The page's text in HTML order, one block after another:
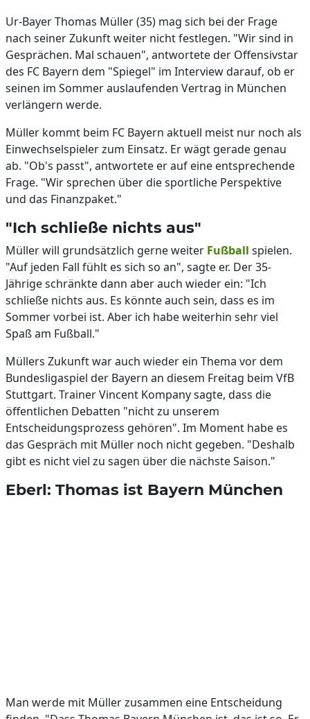
Ur-Bayer Thomas Müller (35) mag sich bei der Frage
nach seiner Zukunft weiter nicht festlegen. "Wir sind in
Gesprächen. Mal schauen", antwortete der Offensivstar
des FC Bayern dem "Spiegel" im Interview darauf, ob er
seinen im Sommer auslaufenden Vertrag in München
verlängern werde.
Müller kommt beim FC Bayern aktuell meist nur noch als
Einwechselspieler zum Einsatz. Er wägt gerade genau
ab. "Ob's passt", antwortete er auf eine entsprechende
Frage. "Wir sprechen über die sportliche Perspektive
und das Finanzpaket."
"Ich schließe nichts aus"
Müller will grundsätzlich gerne weiter Fußball spielen.
"Auf jeden Fall fühlt es sich so an", sagte er. Der 35-
Jährige schränkte dann aber auch wieder ein: "Ich
schließe nichts aus. Es könnte auch sein, dass es im
Sommer vorbei ist. Aber ich habe weiterhin sehr viel
Spaß am Fußball."
Müllers Zukunft war auch wieder ein Thema vor dem
Bundesligaspiel der Bayern an diesem Freitag beim VfB
Stuttgart. Trainer Vincent Kompany sagte, dass die
öffentlichen Debatten "nicht zu unserem
Entscheidungsprozess gehören". Im Moment habe es
das Gespräch mit Müller noch nicht gegeben. "Deshalb
gibt es nicht viel zu sagen über die nächste Saison."
Eberl: Thomas ist Bayern München
Man werde mit Müller zusammen eine Entscheidung